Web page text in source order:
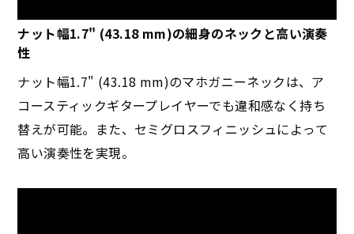
ナット幅1.7" (43.18 mm)の細身のネックと高い演奏
性
ナット幅1.7" (43.18 mm)のマホガニーネックは、ア
コースティックギタープレイヤーでも違和感なく持ち
替えが可能。また、セミグロスフィニッシュによって
高い演奏性を実現。